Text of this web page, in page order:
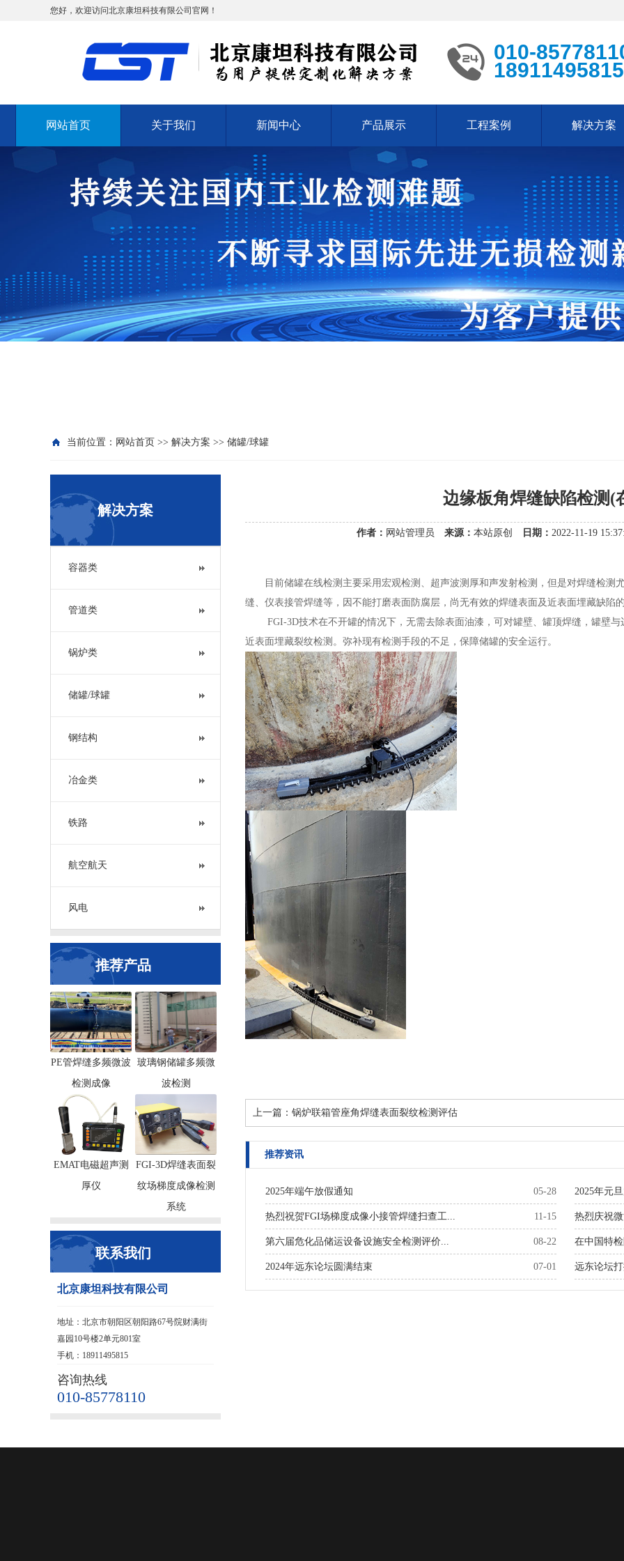
您好，欢迎访问北京康坦科技有限公司官网！
010-
18911495815
网站首页 关于我们 新闻中心 产品展示 工程案例 解决方案
当前位置： 网站首页 >> 解决方案 >> 储罐/球罐
解决方案
容器类
管道类
锅炉类
储罐/球罐
钢结构
冶金类
铁路
航空航天
风电
推荐产品
PE管焊缝多频微波
检测成像
玻璃钢储罐多频微
波检测
EMAT电磁超声测
厚仪
FGI-3D焊缝表面裂
纹场梯度成像检测
系统
联系我们
北京康坦科技有限公司
地址：北京市朝阳区朝阳路67号院财满街
嘉园10号楼2单元801室
手机：18911495815
咨询热线
010-85778110
边缘板角焊缝缺陷检测(
作者： 网站管理员 来源： 本站原创 日期： 2022-11-19
目前储罐在线检测主要采用宏观检测、超声波测厚和声发射检测，但是对焊缝检测
缝、仪表接管焊缝等，因不能打磨表面防腐层，尚无有效的焊缝表面及近表面埋藏缺陷
FGI-3D技术在不开罐的情况下，无需去除表面油漆，可对罐壁、罐顶焊缝，罐壁与
近表面埋藏裂纹检测。弥补现有检测手段的不足，保障储罐的安全运行。
上一篇： 锅炉联箱管座角焊缝表面裂纹检测评估
推荐资讯
05-28
2025年端午放假通知 2025年元
11-15
热烈祝贺FGI场梯度成像小接管焊缝扫查工... 热烈庆祝
08-22
第六届危化品储运设备设施安全检测评价... 在中国特
07-01
2024年远东论坛圆满结束 远东论坛